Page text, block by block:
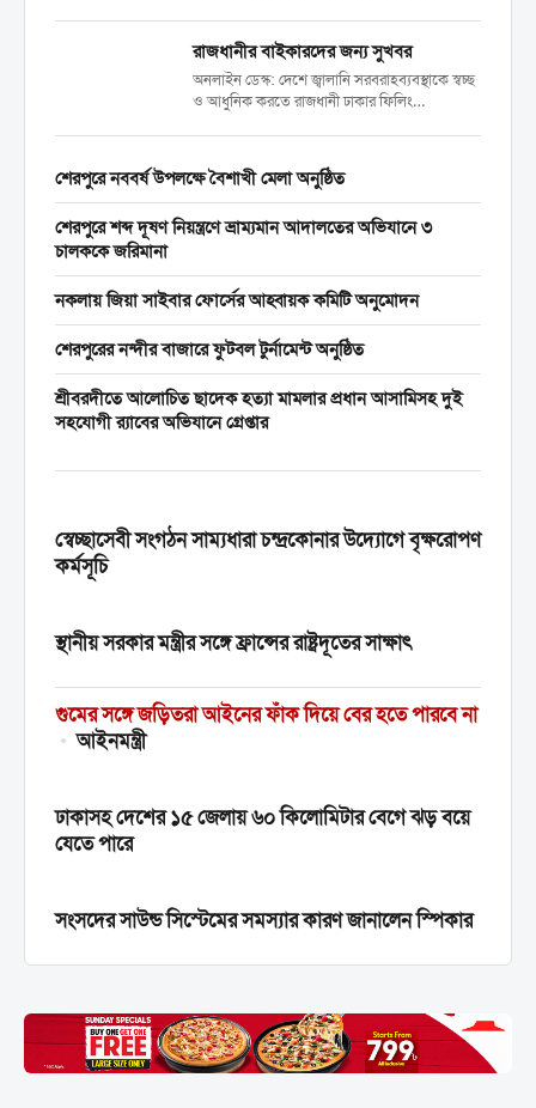
ওসমানী স্মৃতি মিলনায়তনে স্বাস্থ্য ও পরিবার কল্যাণ
মন্ত্রণালয় আয়োজিত এ সম্মেলনে যোগ...
রাজধানীর বাইকারদের জন্য সুখবর
অনলাইন ডেস্ক: দেশে জ্বালানি সরবরাহব্যবস্থাকে স্বচ্ছ
ও আধুনিক করতে রাজধানী ঢাকার ফিলিং
তেল নিতে বাইকারদের ভোগান্তি দূর হবে বলে
জানিয়েছেন সংশ্লিষ্টরা। আজ শনিবার (১৮ এপ্রিল)...
শেরপুরে নববর্ষ উপলক্ষে বৈশাখী মেলা অনুষ্ঠিত
শেরপুরে শব্দ দূষণ নিয়ন্ত্রণে ভ্রাম্যমান আদালতের অভিযানে ৩
চালককে জরিমানা
নকলায় জিয়া সাইবার ফোর্সের আহ্বায়ক কমিটি অনুমোদন
শেরপুরের নন্দীর বাজারে ফুটবল টুর্নামেন্ট অনুষ্ঠিত
শ্রীবরদীতে আলোচিত ছাদেক হত্যা মামলার প্রধান আসামিসহ দুই
সহযোগী র‍্যাবের অভিযানে গ্রেপ্তার
স্বেচ্ছাসেবী সংগঠন সাম্যধারা চন্দ্রকোনার উদ্যোগে বৃক্ষরোপণ
কর্মসূচি
স্থানীয় সরকার মন্ত্রীর সঙ্গে ফ্রান্সের রাষ্ট্রদূতের সাক্ষাৎ
গুমের সঙ্গে জড়িতরা আইনের ফাঁক দিয়ে বের হতে পারবে না
• আইনমন্ত্রী
ঢাকাসহ দেশের ১৫ জেলায় ৬০ কিলোমিটার বেগে ঝড় বয়ে
যেতে পারে
সংসদের সাউন্ড সিস্টেমের সমস্যার কারণ জানালেন স্পিকার